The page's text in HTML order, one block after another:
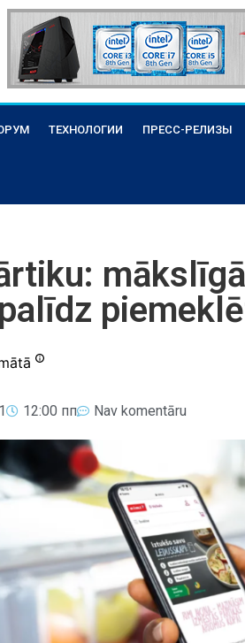
ТЕХНОЛОГИИ ПРЕСС-РЕЛИЗЫ
12:00 пп Nav komentāru